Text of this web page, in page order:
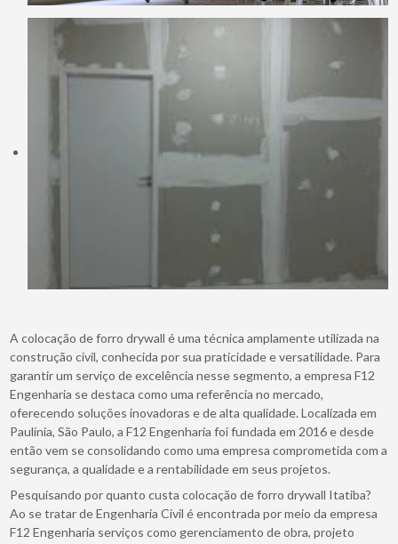
A colocação de forro drywall é uma técnica amplamente utilizada na
construção civil, conhecida por sua praticidade e versatilidade. Para
garantir um serviço de excelência nesse segmento, a empresa F12
Engenharia se destaca como uma referência no mercado,
oferecendo soluções inovadoras e de alta qualidade. Localizada em
Paulínia, São Paulo, a F12 Engenharia foi fundada em 2016 e desde
então vem se consolidando como uma empresa comprometida com a
segurança, a qualidade e a rentabilidade em seus projetos.
Pesquisando por quanto custa colocação de forro drywall Itatiba?
Ao se tratar de Engenharia Civil é encontrada por meio da empresa
F12 Engenharia serviços como gerenciamento de obra, projeto